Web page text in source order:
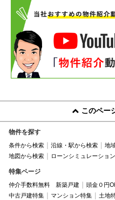
このペー
物件を探す
条件から検索 沿線・駅から検索 地
地図から検索
ローンシミュレーション
特集ページ
仲介手数料無料 新築戸建 頭金０円
中古戸建特集
マンション特集 土地